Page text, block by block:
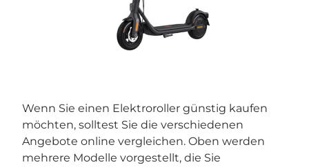
Wenn Sie einen Elektroroller günstig kaufen
möchten, solltest Sie die verschiedenen
Angebote online vergleichen. Oben werden
mehrere Modelle vorgestellt, die Sie